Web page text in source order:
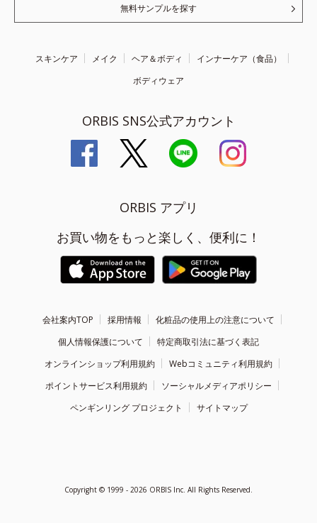
無料サンプルを探す
スキンケア メイク ヘア＆ボディ
インナーケア（食品）
ボディウェア
ORBIS SNS公式アカウント
ORBIS アプリ
お買い物をもっと楽しく、便利に！
会社案内TOP 採用情報
化粧品の使用上の注意について
個人情報保護について
特定商取引法に基づく表記
オンラインショップ利用規約
Webコミュニティ利用規約
ポイントサービス利用規約
ソーシャルメディアポリシー
ペンギンリング プロジェクト
サイトマップ
Copyright © 1999 - 2026 ORBIS Inc. All Rights Reserved.